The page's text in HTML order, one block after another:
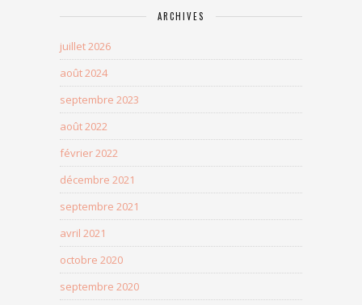
ARCHIVES
juillet 2026
août 2024
septembre 2023
août 2022
février 2022
décembre 2021
septembre 2021
avril 2021
octobre 2020
septembre 2020